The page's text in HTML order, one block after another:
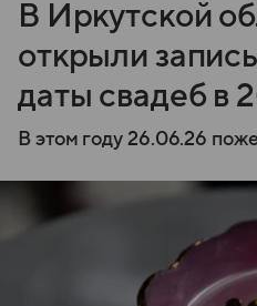
В Иркутской
открыли
даты свадеб в
В этом году 26.06.26